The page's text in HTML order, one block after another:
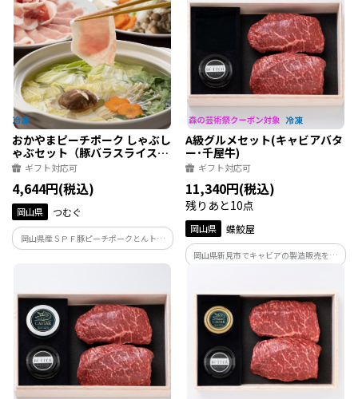
おかやまピーチポーク しゃぶし
ゃぶセット（豚バラスライス
280g、豚ローススライス
ギフト対応可
4,644円(税込)
岡山県 つむぐ
岡山県産ＳＰＦ豚ピーチポークとんトン
豚のバラ肉とロース肉を使用。
A級グルメセット(キャビアバタ
ー･千屋牛)
ギフト対応可
11,340円(税込)
残りあと10点
岡山県 蝶鮫屋
岡山県新見市でキャビアの製造販売を行
ンスが絶妙なモモ肉をセットにした贅沢
な組合せ。